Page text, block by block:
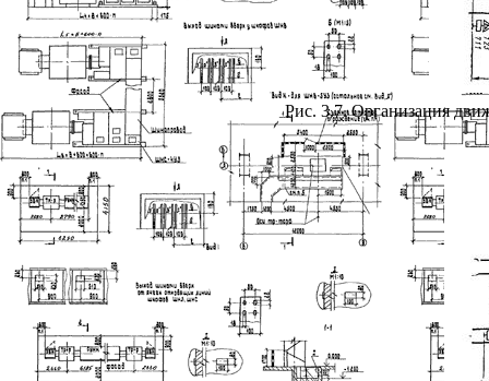
Рис. 3.7. Организация